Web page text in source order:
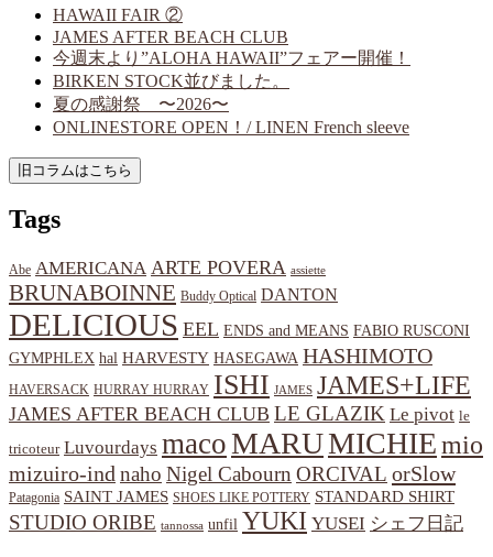
HAWAII FAIR ②
JAMES AFTER BEACH CLUB
今週末より”ALOHA HAWAII”フェアー開催！
BIRKEN STOCK並びました。
夏の感謝祭 〜2026〜
ONLINESTORE OPEN！/ LINEN French sleeve
Tags
Abe AMERICANA ARTE POVERA assiette
BRUNABOINNE Buddy Optical DANTON
DELICIOUS EEL ENDS and MEANS FABIO RUSCONI
GYMPHLEX hal HARVESTY HASEGAWA HASHIMOTO
HAVERSACK HURRAY HURRAY ISHI JAMES JAMES+LIFE
JAMES AFTER BEACH CLUB LE GLAZIK Le pivot le
tricoteur Luvourdays macoMARUMICHIEmio
mizuiro-indnaho Nigel Cabourn ORCIVAL orSlow
Patagonia SAINT JAMES SHOES LIKE POTTERY STANDARD SHIRT
STUDIO ORIBE tannossa unfil YUKI YUSEI シェフ日記